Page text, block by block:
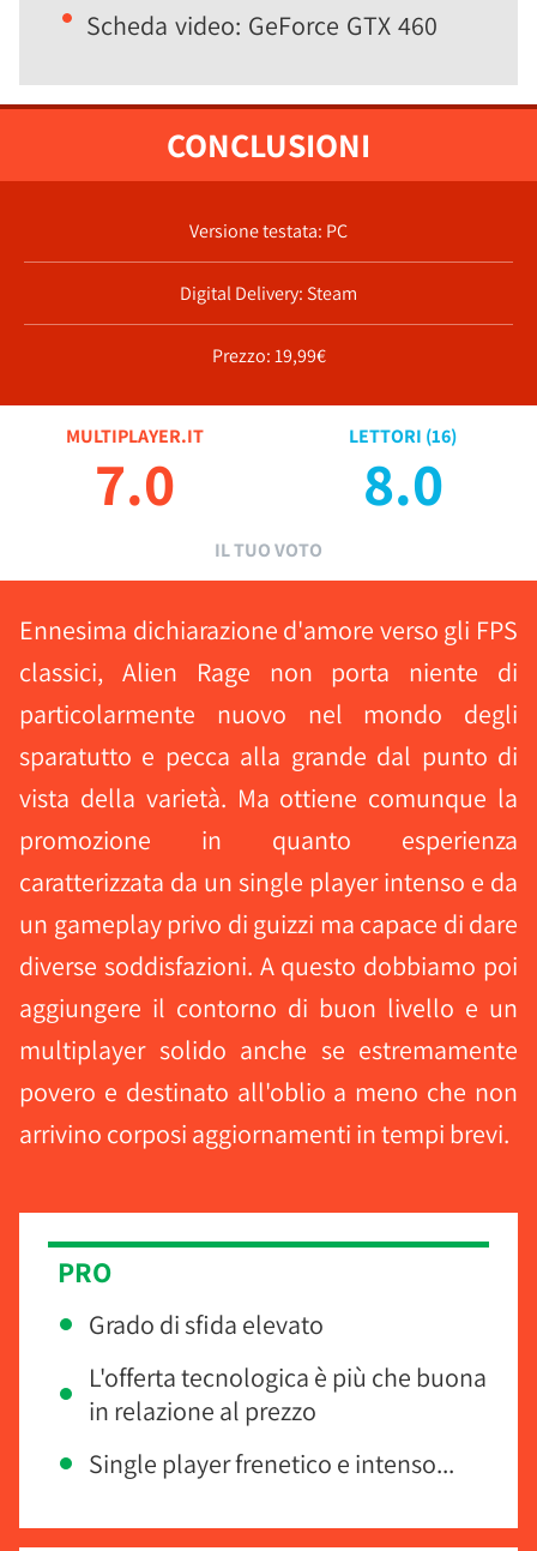
Scheda video: GeForce GTX 460
CONCLUSIONI
Versione testata: PC
Digital Delivery: Steam
Prezzo: 19,99€
MULTIPLAYER.IT
7.0
LETTORI (16)
8.0
IL TUO VOTO
Ennesima dichiarazione d'amore verso gli FPS
classici, Alien Rage non porta niente di
particolarmente nuovo nel mondo degli
sparatutto e pecca alla grande dal punto di
vista della varietà. Ma ottiene comunque la
promozione in quanto esperienza
caratterizzata da un single player intenso e da
un gameplay privo di guizzi ma capace di dare
diverse soddisfazioni. A questo dobbiamo poi
aggiungere il contorno di buon livello e un
multiplayer solido anche se estremamente
povero e destinato all'oblio a meno che non
arrivino corposi aggiornamenti in tempi brevi.
PRO
Grado di sfida elevato
L'offerta tecnologica è più che buona
in relazione al prezzo
Single player frenetico e intenso...